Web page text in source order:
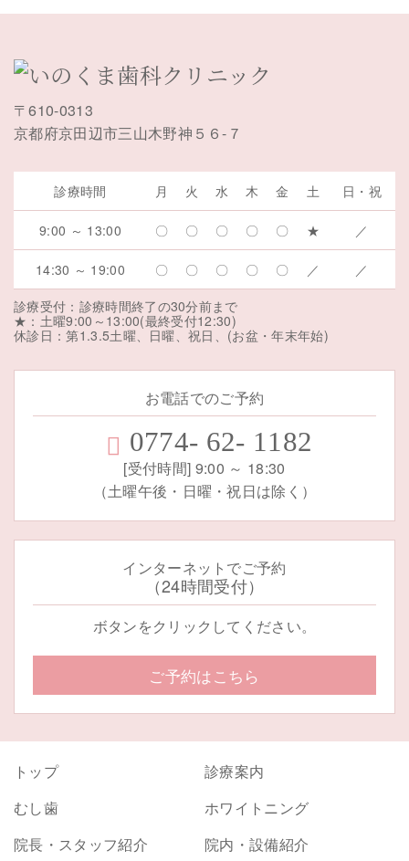
〒610-0313
京都府京田辺市三山木野神５６-７
診療時間 月 火 水 木 金 土 日・祝
9:00 ～ 13:00 〇 〇 〇 〇 〇 ★ ／
14:30 ～ 19:00 〇 〇 〇 〇 〇 ／
／
診療受付：診療時間終了の30分前まで
★：土曜9:00～13:00(最終受付12:30)
休診日：第1.3.5土曜、日曜、祝日、(お盆・年末年始)
お電話でのご予約
0774- 62- 1182
[受付時間] 9:00 ～ 18:30
（土曜午後・日曜・祝日は除く）
インターネットでご予約
（24時間受付）
ボタンをクリックしてください。
ご予約はこちら
トップ
診療案内
むし歯
ホワイトニング
院長・スタッフ紹介
院内・設備紹介